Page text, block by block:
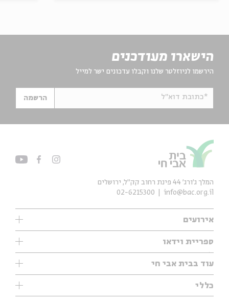
הישארו מעודכנים
הירשמו לניוזלטר שלנו וקבלו עדכונים ישר למייל
*כתובת דוא"ל הרשמה
אירועים
עיון
אנגלית
נוער
ספריית וידאו
ילדים
מוזיקה
עיון
מיוחדים
עוד בבית אבי חי
תערוכות
מיוחדים
כללי
המלך ג'ורג' 44 פינת רחוב קק״ל, ירושלים
info@bac.org.il
02-6215300